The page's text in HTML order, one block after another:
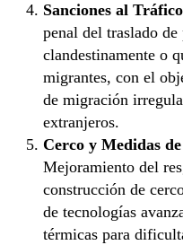
Sanciones al
penal del traslado de
clandestinamente o
migrantes, con el
de migración
extranjeros.
Cerco y Medidas
Mejoramiento del
construcción de
de tecnologías
térmicas para